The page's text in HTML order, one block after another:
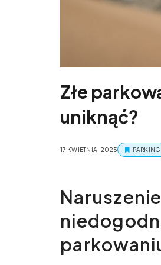
Złe
uniknąć?
17 KWIETNIA, 2025 PARKING